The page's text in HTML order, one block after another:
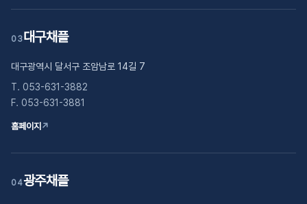
03대구채플
대구광역시 달서구 조암남로 14길 7
T. 053-631-3882
F. 053-631-3881
홈페이지 ↗
04광주채플